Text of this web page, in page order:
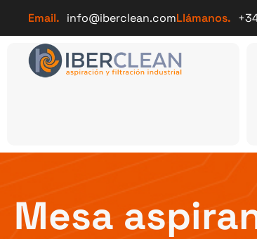
Email. info@iberclean.comLlámanos.
Mesa